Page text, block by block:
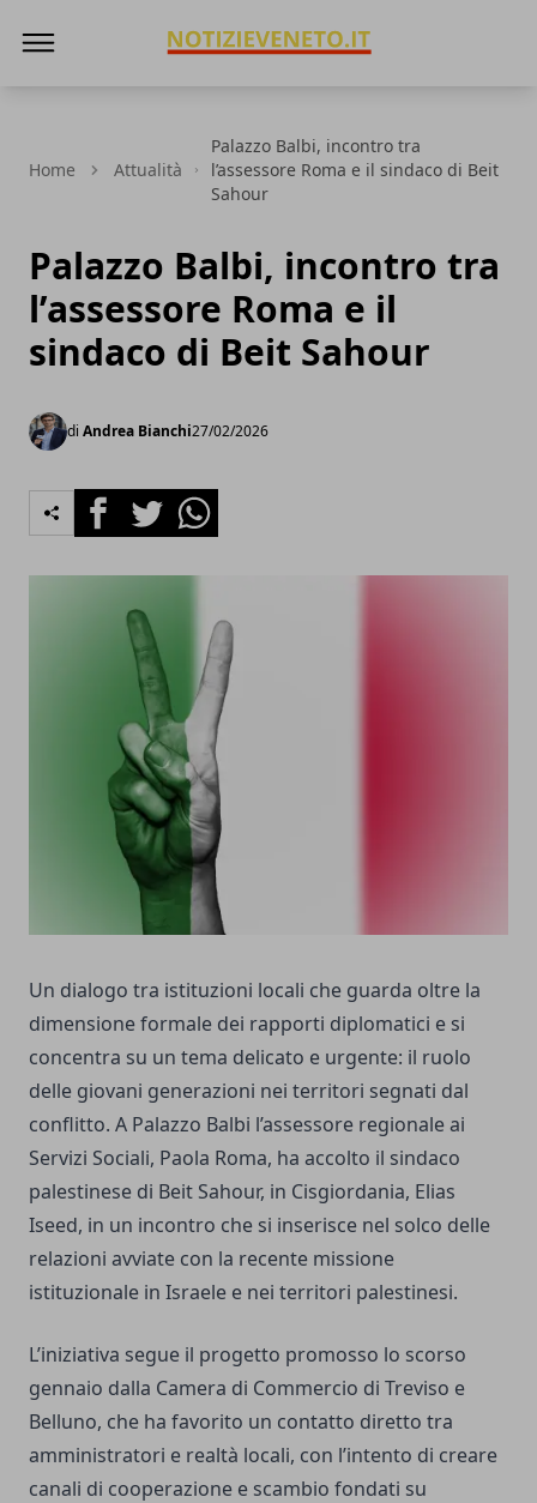
Home Attualità
Palazzo Balbi, incontro tra
l’assessore Roma e il sindaco di Beit
Sahour
Palazzo Balbi, incontro tra
l’assessore Roma e il
sindaco di Beit Sahour
di Andrea Bianchi27/02/2026
FacebookTwitterWhatsapp
Un dialogo tra istituzioni locali che guarda oltre la
dimensione formale dei rapporti diplomatici e si
concentra su un tema delicato e urgente: il ruolo
delle giovani generazioni nei territori segnati dal
conflitto. A Palazzo Balbi l’assessore regionale ai
Servizi Sociali, Paola Roma, ha accolto il sindaco
palestinese di Beit Sahour, in Cisgiordania, Elias
Iseed, in un incontro che si inserisce nel solco delle
relazioni avviate con la recente missione
istituzionale in Israele e nei territori palestinesi.
L’iniziativa segue il progetto promosso lo scorso
gennaio dalla Camera di Commercio di Treviso e
Belluno, che ha favorito un contatto diretto tra
amministratori e realtà locali, con l’intento di creare
canali di cooperazione e scambio fondati su